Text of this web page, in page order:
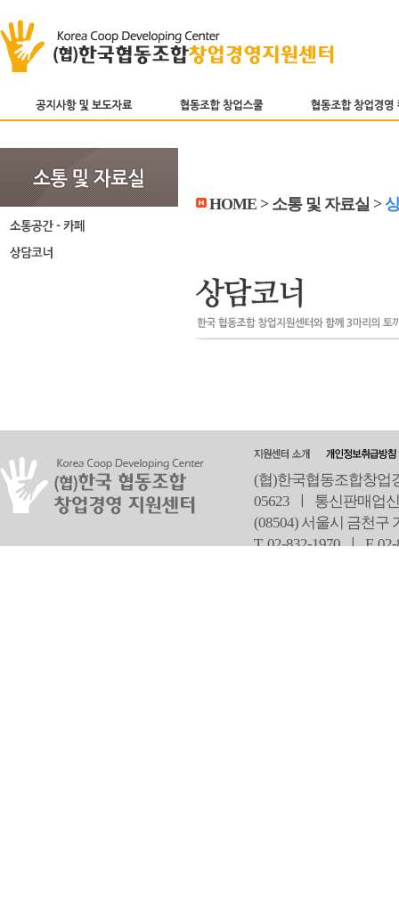
HOME > 소통 및 자료실 >
(협)한국협동조합창업
05623 ㅣ 통신판매업
(08504) 서울시 금천구
T 02-832-1970 ㅣF